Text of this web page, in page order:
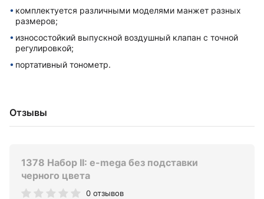
комплектуется различными моделями манжет разныx
размеров;
износостойкий выпускной воздушный клапан с точной
регулировкой;
портативный тонометр.
Отзывы
1378 Набор II: e-mega без подставки
черного цвета
0 отзывов